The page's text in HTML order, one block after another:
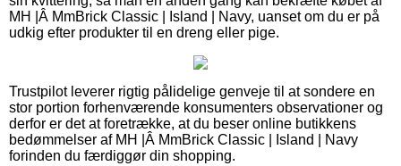
MH |Â MmBrick Classic | Island | Navy, uanset om du er på
udkig efter produkter til en dreng eller pige.
Trustpilot leverer rigtig pålidelige genveje til at sondere en
stor portion forhenværende konsumenters observationer og
derfor er det at foretrække, at du beser online butikkens
bedømmelser af MH |Â MmBrick Classic | Island | Navy
forinden du færdiggør din shopping.